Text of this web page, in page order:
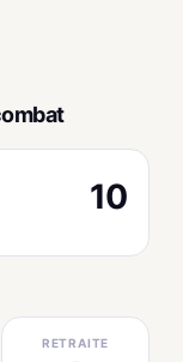
10
RETRAITE